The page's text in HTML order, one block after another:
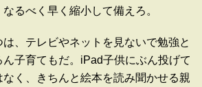
るべく早く縮小して備えろ。
、テレビやネットを見ないで勉強と
子育てもだ。iPad子供にぶん投げて
く、きちんと絵本を読み聞かせる親